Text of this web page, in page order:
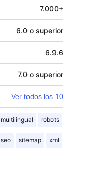
7.000+
6.0 o superior
6.9.6
7.0 o superior
Ver todos los 10
multilingual robots
seo sitemap xml